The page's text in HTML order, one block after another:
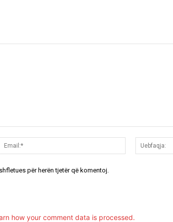
Email:*
për herën tjetër që komentoj.
how your comment data is processed.